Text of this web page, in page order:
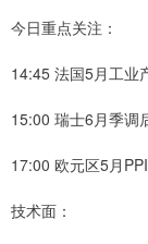
今日重点关注：
14:45 法国5月工业
15:00 瑞士6月季调
17:00 欧元区5月
技术面：